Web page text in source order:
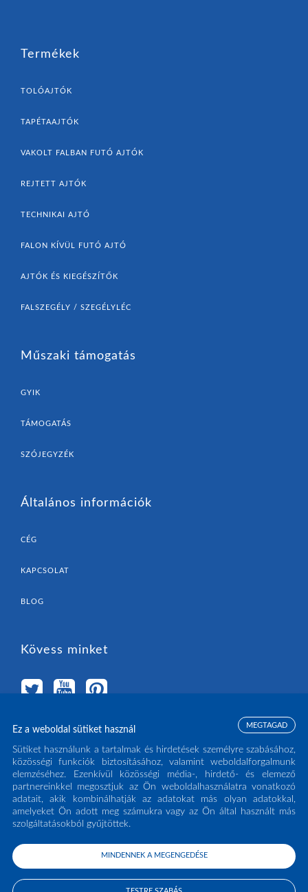
Ez a weboldal sütiket használ
Sütiket használunk a tartalmak és hirdetések személyre szabásához,
közösségi funkciók biztosításához, valamint weboldalforgalmunk
elemzéséhez. Ezenkívül közösségi média-, hirdető- és elemező
partnereinkkel megosztjuk az Ön weboldalhasználatra vonatkozó
adatait, akik kombinálhatják az adatokat más olyan adatokkal,
amelyeket Ön adott meg számukra vagy az Ön által használt más
szolgáltatásokból gyűjtöttek.
MEGTAGAD
MINDENNEK A MEGENGEDÉSE
Termékek
TOLÓAJTÓK
TAPÉTAAJTÓK
VAKOLT FALBAN FUTÓ AJTÓK
REJTETT AJTÓK
TECHNIKAI AJTÓ
FALON KÍVÜL FUTÓ AJTÓ
AJTÓK ÉS KIEGÉSZÍTŐK
FALSZEGÉLY / SZEGÉLYLÉC
Műszaki támogatás
GYIK
TÁMOGATÁS
SZÓJEGYZÉK
Általános információk
CÉG
KAPCSOLAT
BLOG
Kövess minket
MAGYARORSZÁG
COPYRIGHT ECLISSE S.R.L. 2026 - ALL RIGHTS RESERVED - P.IVA: IT02141960266